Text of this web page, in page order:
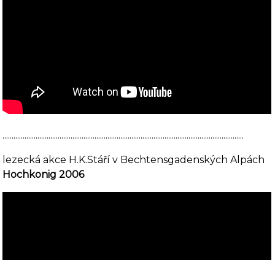
...................................................................................................................................
lezecká akce H.K.Stáří v Bechtensgadenských Alpách
Hochkonig 2006